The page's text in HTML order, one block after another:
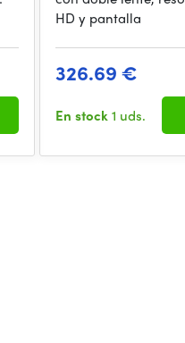
HD y pantalla
326.69 €
En stock1 uds.